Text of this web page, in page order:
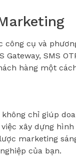
công cụ và
SMS
hàng một
chỉ giúp
xây dựng
marketing
của bạn.